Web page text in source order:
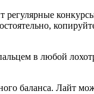
регулярные
в любой
баланса. Лайт